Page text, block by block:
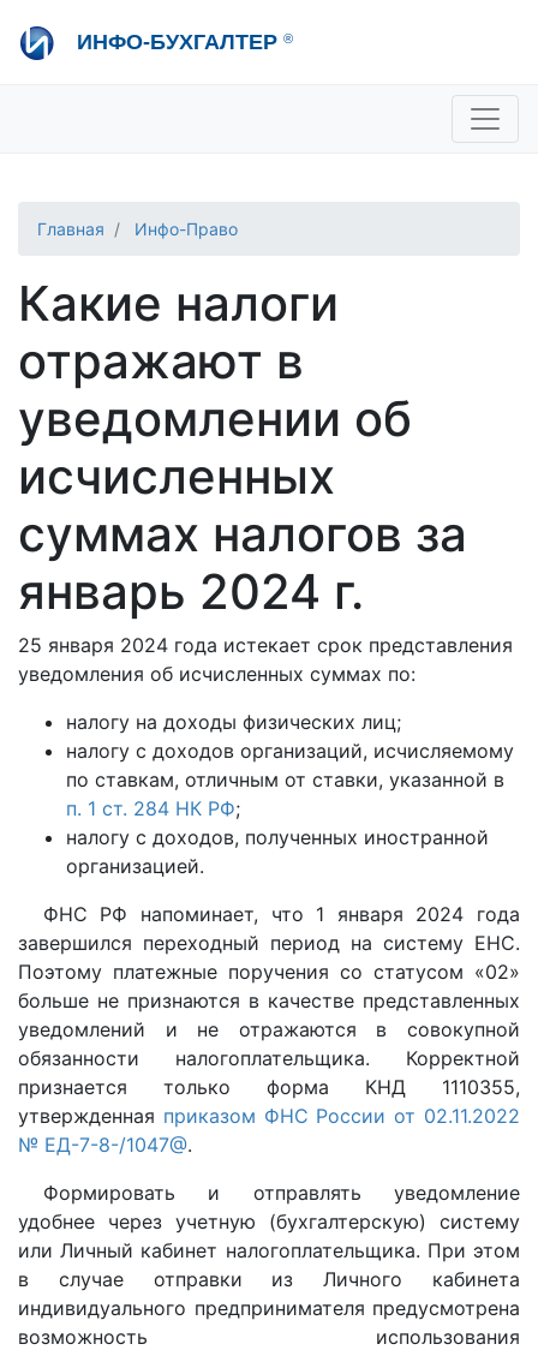
ИНФО-БУХГАЛТЕР ®
Отдел продаж
Консультации
Главная Инфо-Право
Какие налоги
отражают в
уведомлении об
исчисленных
суммах налогов за
январь 2024 г.
25 января 2024 года истекает срок представления
уведомления об исчисленных суммах по:
налогу на доходы физических лиц;
налогу с доходов организаций, исчисляемому
по ставкам, отличным от ставки, указанной в
п. 1 ст. 284 НК РФ;
налогу с доходов, полученных иностранной
организацией.
ФНС РФ напоминает, что 1 января 2024 года
завершился переходный период на систему ЕНС.
Поэтому платежные поручения со статусом «02»
больше не признаются в качестве представленных
уведомлений и не отражаются в совокупной
обязанности налогоплательщика. Корректной
признается только форма КНД 1110355,
утвержденная приказом ФНС России от 02.11.2022
№ ЕД-7-8-/1047@.
Формировать и отправлять уведомление
удобнее через учетную (бухгалтерскую) систему
или Личный кабинет налогоплательщика. При этом
в случае отправки из Личного кабинета
индивидуального предпринимателя предусмотрена
возможность использования